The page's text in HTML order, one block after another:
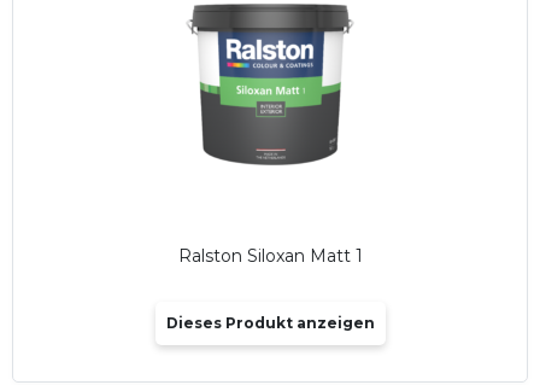
Ralston Siloxan Matt 1
Dieses Produkt anzeigen